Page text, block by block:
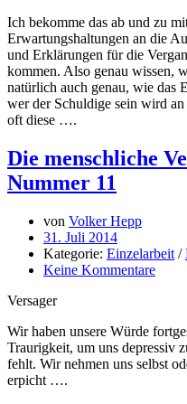
Ich bekomme das ab und zu
Erwartungshaltungen an die
und Erklärungen für die
kommen. Also genau wissen,
natürlich auch genau, wie das
wer der Schuldige sein wird
oft diese ….
Die menschliche
Nummer 11
von Volker Hepp
31. Juli 2014
Kategorie: Einzelarbeit /
Keine Kommentare
Versager
Wir haben unsere Würde
Traurigkeit, um uns depressiv
fehlt. Wir nehmen uns selbst
erpicht ….